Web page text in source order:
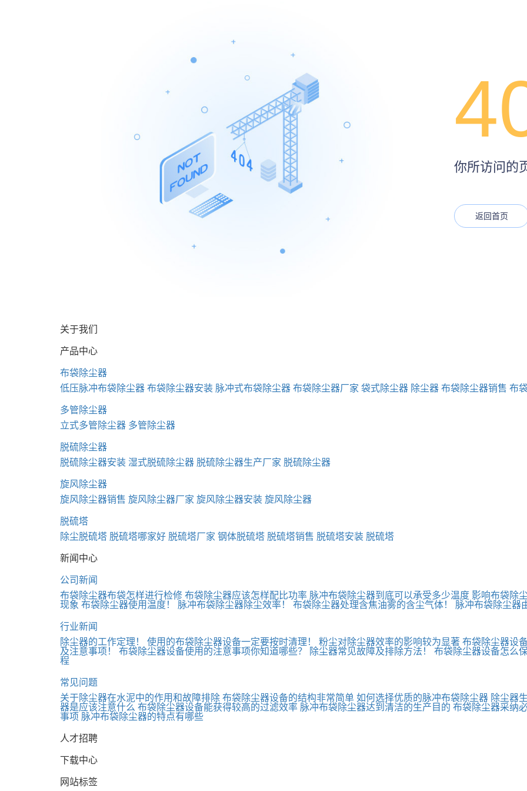
你所访问的
返回首页
关于我们
产品中心
布袋除尘器
低压脉冲布袋除尘器 布袋除尘器安装 脉冲式布袋除尘器 布袋除尘器厂家 袋式除尘器 除尘器 布袋除尘器销售 布
多管除尘器
立式多管除尘器 多管除尘器
脱硫除尘器
脱硫除尘器安装 湿式脱硫除尘器 脱硫除尘器生产厂家 脱硫除尘器
旋风除尘器
旋风除尘器销售 旋风除尘器厂家 旋风除尘器安装 旋风除尘器
脱硫塔
除尘脱硫塔 脱硫塔哪家好 脱硫塔厂家 钢体脱硫塔 脱硫塔销售 脱硫塔安装 脱硫塔
新闻中心
公司新闻
布袋除尘器布袋怎样进行检修 布袋除尘器应该怎样配比功率 脉冲布袋除尘器到底可以承受多少温度 影响布袋除
现象 布袋除尘器使用温度！ 脉冲布袋除尘器除尘效率！ 布袋除尘器处理含焦油雾的含尘气体！ 脉冲布袋除尘器
行业新闻
除尘器的工作定理！
使用的布袋除尘器设备一定要按时清理！ 粉尘对除尘器效率的影响较为显著 布袋除尘器设
及注意事项！
布袋除尘器设备使用的注意事项你知道哪些？ 除尘器常见故障及排除方法！ 布袋除尘器设备怎么
程
常见问题
关于除尘器在水泥中的作用和故障排除 布袋除尘器设备的结构非常简单 如何选择优质的脉冲布袋除尘器 除尘器
器是应该注意什么 布袋除尘器设备能获得较高的过滤效率 脉冲布袋除尘器达到清洁的生产目的 布袋除尘器采纳
事项 脉冲布袋除尘器的特点有哪些
人才招聘
下载中心
网站标签